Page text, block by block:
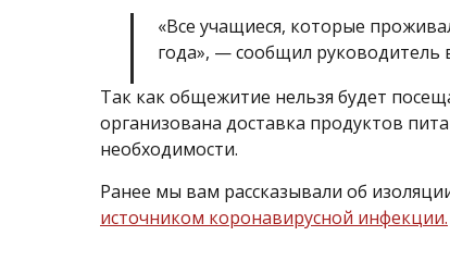
«Все учащиеся, которые
года», — сообщил руководитель
Так как общежитие нельзя будет
организована доставка продуктов
необходимости.
Ранее мы вам рассказывали об
источником коронавирусной инфекции.